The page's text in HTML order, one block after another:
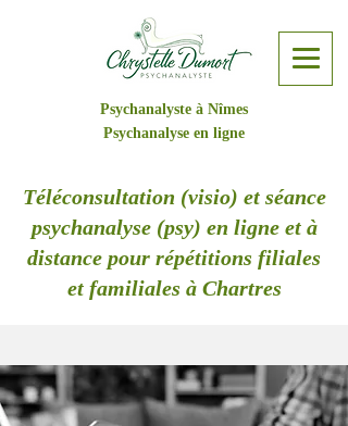
Psychanalyste à Nîmes
Psychanalyse en ligne
Téléconsultation (visio) et séance
psychanalyse (psy) en ligne et à
distance pour répétitions filiales
et familiales à Chartres